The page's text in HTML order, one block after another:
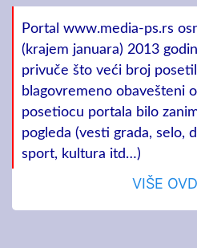
Portal www.media-ps.rs
(krajem januara) 2013
privuče što veći broj
blagovremeno obavešteni
posetiocu portala bilo
pogleda (vesti grada, selo,
sport, kultura itd…)
VIŠE